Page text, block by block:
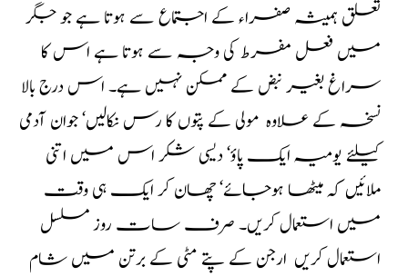
تعلق ہمیشہ صفراء کے اجتماع سے ہوتا ہے جو جگر
میں فعل مفرط کی وجہ سے ہوتا ہے اس کا
سراغ بغیر نبض کے ممکن نہیں ہے۔ اس درج بالا
نسخہ کے علاوہ مولی کے پتوں کا رس نکالیں‘ جوان آدمی
کیلئے یومیہ ایک پاؤ‘ دیسی شکر اس میں اتنی
ملائیں کہ میٹھا ہوجائے‘ چھان کر ایک ہی وقت
میں استعمال کریں۔ صرف سات روز مسلسل
استعمال کریں ارجن کے پتے مٹی کے برتن میں شام